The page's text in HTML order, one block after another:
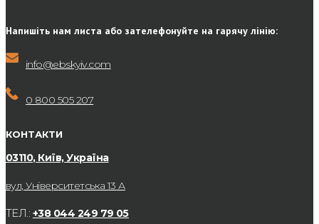
Напишіть нам листа або зателефонуйте на гарячу лінію:
info@ebskyiv.com
0 800 505 207
КОНТАКТИ
03110, Київ, Україна
вул, Університетська 13 А
ТЕЛ.: +38 044 249 79 05